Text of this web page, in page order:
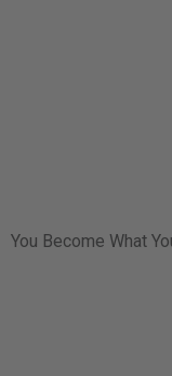
You Become What